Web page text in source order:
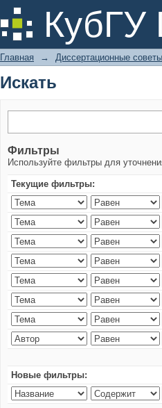
КубГУ
Искать
Главная → Диссертационные советы
Искать
Фильтры
Используйте фильтры для
Текущие фильтры:
Новые фильтры: